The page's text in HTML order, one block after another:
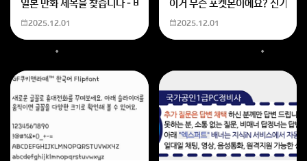
일본 만화 제목을 찾습니다 - 비행 마법 저격 여자 기억하기로는 위의 내
2025.12.01
이거 무슨 포켓몬이에요? 신기하
2025.12.01